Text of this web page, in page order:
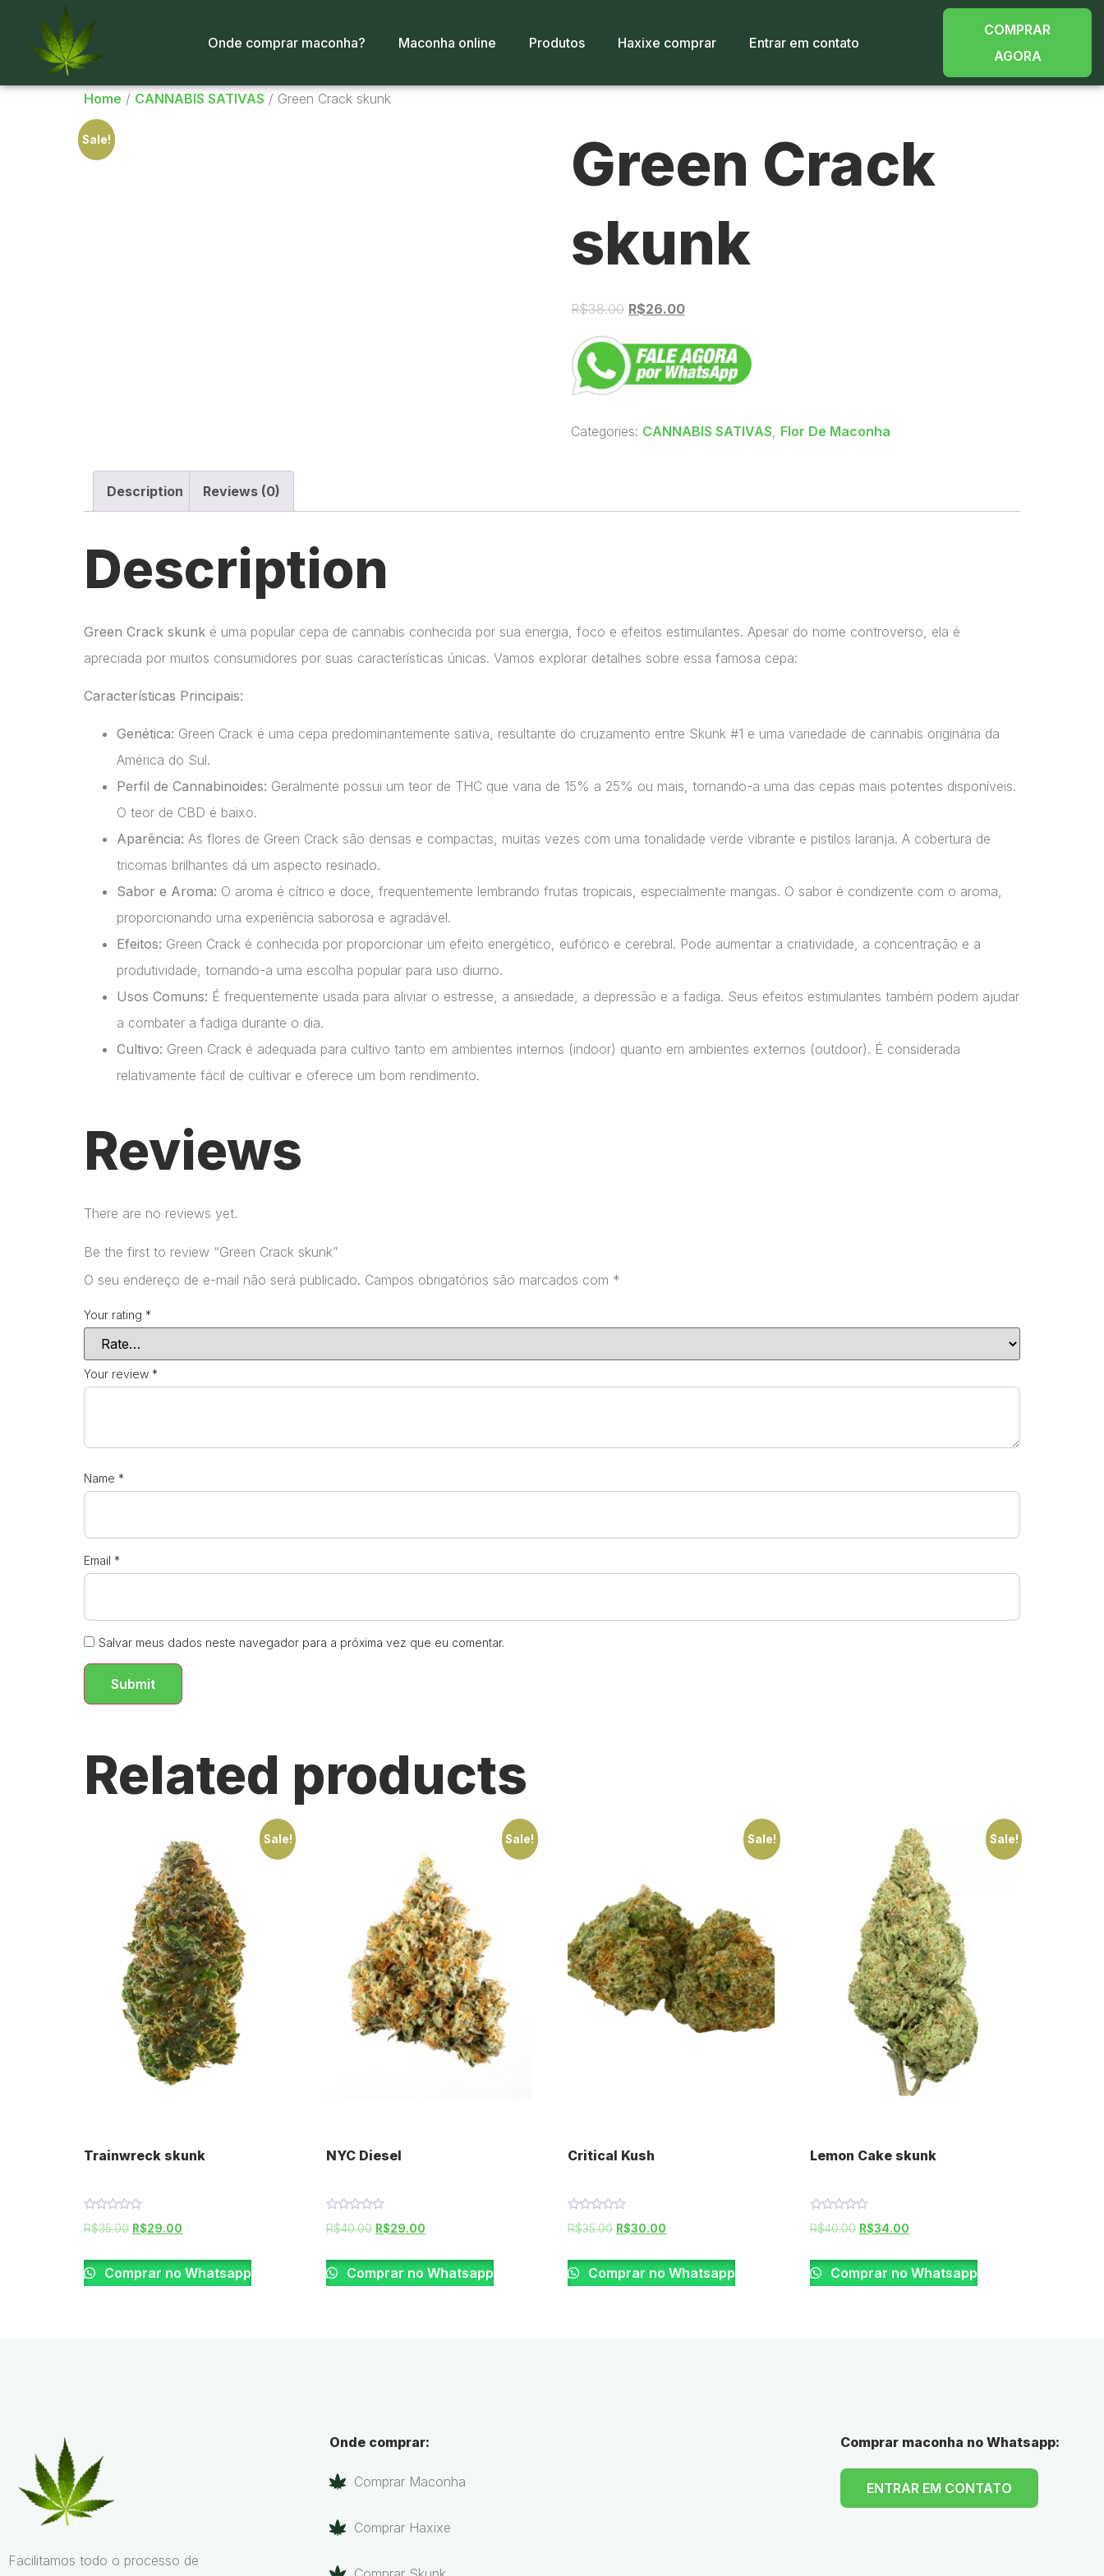
Onde comprar maconha? Maconha online Produtos Haxixe comprar Entrar em contato
COMPRAR
AGORA
Home / CANNABIS SATIVAS / Green Crack skunk
Sale!
Green Crack
skunk
R$38.00 R$26.00
Categories: CANNABIS SATIVAS Flor De Maconha
Description Reviews (0)
Description
Green Crack skunk é uma popular cepa de cannabis conhecida por sua energia, foco e efeitos estimulantes. Apesar do nome controverso, ela é
apreciada por muitos consumidores por suas características únicas. Vamos explorar detalhes sobre essa famosa cepa:
Características Principais:
Genética: Green Crack é uma cepa predominantemente sativa, resultante do cruzamento entre Skunk #1 e uma variedade de cannabis originária da
América do Sul.
Perfil de Cannabinoides: Geralmente possui um teor de THC que varia de 15% a 25% ou mais, tornando-a uma das cepas mais potentes disponíveis.
O teor de CBD é baixo.
Aparência: As flores de Green Crack são densas e compactas, muitas vezes com uma tonalidade verde vibrante e pistilos laranja. A cobertura de
tricomas brilhantes dá um aspecto resinado.
Sabor e Aroma: O aroma é cítrico e doce, frequentemente lembrando frutas tropicais, especialmente mangas. O sabor é condizente com o aroma,
proporcionando uma experiência saborosa e agradável.
Efeitos: Green Crack é conhecida por proporcionar um efeito energético, eufórico e cerebral. Pode aumentar a criatividade, a concentração e a
produtividade, tornando-a uma escolha popular para uso diurno.
Usos Comuns: É frequentemente usada para aliviar o estresse, a ansiedade, a depressão e a fadiga. Seus efeitos estimulantes também podem ajudar
a combater a fadiga durante o dia.
Cultivo: Green Crack é adequada para cultivo tanto em ambientes internos (indoor) quanto em ambientes externos (outdoor). É considerada
relativamente fácil de cultivar e oferece um bom rendimento.
Reviews
There are no reviews yet.
Be the first to review “Green Crack skunk”
O seu endereço de e-mail não será publicado. Campos obrigatórios são marcados com *
Your rating *
Your review *
Name *
Email *
Salvar meus dados neste navegador para a próxima vez que eu comentar.
Related products
Sale!
Trainwreck skunk
Rated
0
5
R$35.00 R$29.00
Comprar no Whatsapp
Sale!
NYC Diesel
Rated
0
5
R$40.00 R$29.00
Comprar no Whatsapp
Sale!
Critical Kush
Rated
0
5
R$35.00 R$30.00
Comprar no Whatsapp
Sale!
Lemon Cake skunk
Rated
0
5
R$40.00 R$34.00
Comprar no Whatsapp
Facilitamos todo o processo de
Onde comprar:
Comprar Maconha
Comprar Haxixe
Comprar maconha no Whatsapp:
ENTRAR EM CONTATO